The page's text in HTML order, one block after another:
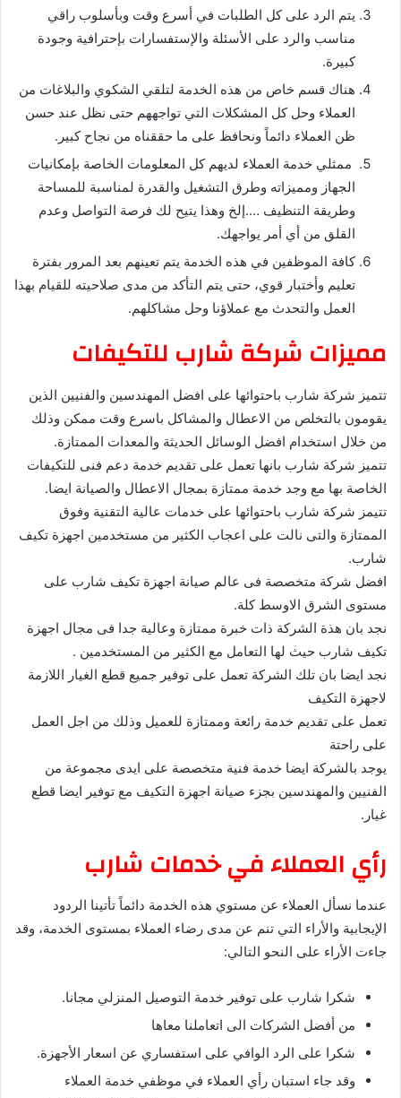
يتم الرد على كل الطلبات في أسرع وقت وبأسلوب راقي
مناسب والرد على الأسئلة والإستفسارات بإحترافية وجودة
كبيرة.
هناك قسم خاص من هذه الخدمة لتلقي الشكوي والبلاغات من
العملاء وحل كل المشكلات التي تواجههم حتى نظل عند حسن
ظن العملاء دائماً ونحافظ على ما حققناه من نجاح كبير.
ممثلي خدمة العملاء لديهم كل المعلومات الخاصة بإمكانيات
الجهاز ومميزاته وطرق التشغيل والقدرة لمناسبة للمساحة
وطريقة التنظيف ….إلخ وهذا يتيح لك فرصة التواصل وعدم
القلق من أي أمر يواجهك.
كافة الموظفين في هذه الخدمة يتم تعينهم بعد المرور بفترة
تعليم وأختبار قوي، حتى يتم التأكد من مدى صلاحيته للقيام بهذا
العمل والتحدث مع عملاؤنا وحل مشاكلهم.
مميزات شركة شارب للتكيفات
تتميز شركة شارب باحتوائها على افضل المهندسين والفنيين الذين
يقومون بالتخلص من الاعطال والمشاكل باسرع وقت ممكن وذلك
من خلال استخدام افضل الوسائل الحديثة والمعدات الممتازة.
تتميز شركة شارب بانها تعمل على تقديم خدمة دعم فنى للتكيفات
الخاصة بها مع وجد خدمة ممتازة بمجال الاعطال والصيانة ايضا.
تتيمز شركة شارب باحتوائها على خدمات عالية التقنية وفوق
الممتازة والتى نالت على اعجاب الكثير من مستخدمين اجهزة تكيف
شارب.
افضل شركة متخصصة فى عالم صيانة اجهزة تكيف شارب على
مستوى الشرق الاوسط كلة.
نجد بان هذة الشركة ذات خبرة ممتازة وعالية جدا فى مجال اجهزة
تكيف شارب حيث لها التعامل مع الكثير من المستخدمين .
نجد ايضا بان تلك الشركة تعمل على توفير جميع قطع الغيار اللازمة
لاجهزة التكيف
تعمل على تقديم خدمة رائعة وممتازة للعميل وذلك من اجل العمل
على راحتة
يوجد بالشركة ايضا خدمة فنية متخصصة على ايدى مجموعة من
الفنيين والمهندسين بجزء صيانة اجهزة التكيف مع توفير ايضا قطع
غيار.
رأي العملاء في خدمات شارب
عندما نسأل العملاء عن مستوي هذه الخدمة دائماً تأتينا الردود
الإيجابية والأراء التي تنم عن مدى رضاء العملاء بمستوى الخدمة، وقد
جاءت الأراء على النحو التالي:
شكرا شارب على توفير خدمة التوصيل المنزلي مجانا.
من أفضل الشركات الى اتعاملنا معاها
شكرا على الرد الوافي على استفساري عن اسعار الأجهزة.
وقد جاء استبان رأي العملاء في موظفي خدمة العملاء